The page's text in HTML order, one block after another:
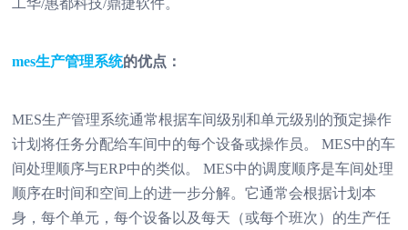
工华/惠都科技/鼎捷软件。
mes生产管理系统的优点：
MES生产管理系统通常根据车间级别和单元级别的预定操作
计划将任务分配给车间中的每个设备或操作员。 MES中的车
间处理顺序与ERP中的类似。 MES中的调度顺序是车间处理
顺序在时间和空间上的进一步分解。它通常会根据计划本
身，每个单元，每个设备以及每天（或每个班次）的生产任